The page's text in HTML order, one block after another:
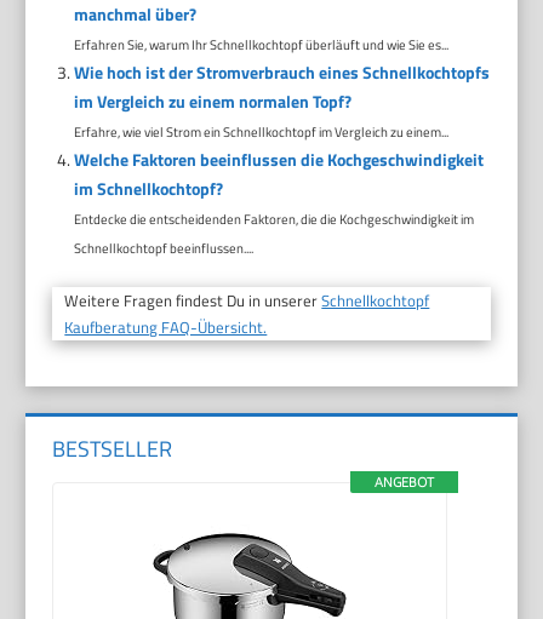
manchmal über?
Erfahren Sie, warum Ihr Schnellkochtopf überläuft und wie Sie es...
Wie hoch ist der Stromverbrauch eines Schnellkochtopfs
im Vergleich zu einem normalen Topf?
Erfahre, wie viel Strom ein Schnellkochtopf im Vergleich zu einem...
Welche Faktoren beeinflussen die Kochgeschwindigkeit
im Schnellkochtopf?
Entdecke die entscheidenden Faktoren, die die Kochgeschwindigkeit im
Schnellkochtopf beeinflussen....
Weitere Fragen findest Du in unsererSchnellkochtopf
Kaufberatung FAQ-Übersicht.
BESTSELLER
ANGEBOT